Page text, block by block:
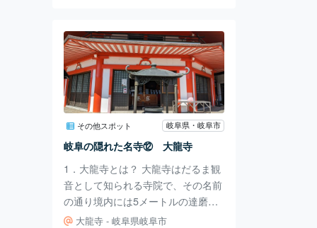
す。 2．行ってみた。 大智寺の中に
入って少し歩くとお堂があり、そこ
で参拝することが出来ます。中には
大きなヒノキの木があり、以前に起
こった落雷で大きなよじれを起こし
ていることが特徴です。私はそこで
スピリチュアルなパワーを感じまし
た。 3．アクセス 大智寺はJR岐阜
駅から岐
その他スポット 岐阜県・岐阜市
岐阜の隠れた名寺⑫ 大龍寺
1．大龍寺とは？ 大龍寺はだるま観
音として知られる寺院で、その名前
の通り境内には5メートルの達磨大
師坐像が置かれています。1月には
大龍寺 - 岐阜県岐阜市